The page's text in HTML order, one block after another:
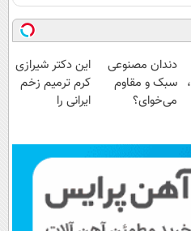
دندان مصنوعی
سبک و مقاوم
می‌خوای؟
📍تهران
این دکتر شیرازی
کرم ترمیم زخم
ایرانی را